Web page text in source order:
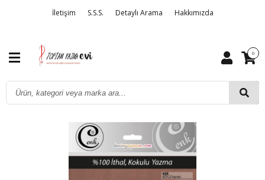
İletişim S.S.S. Detaylı Arama Hakkımızda
0